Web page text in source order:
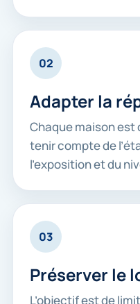
02
Adapter la
Chaque maison
tenir compte de
l’exposition et du
03
Préserver le
L’objectif est de